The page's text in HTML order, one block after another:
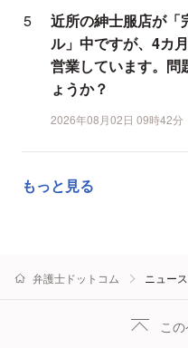
近所の紳士服店が「
ル」中ですが、4カ
営業しています。問
ょうか？
2026年08月02日 09時42分
もっと見る
弁護士ドットコム ニュー
こ